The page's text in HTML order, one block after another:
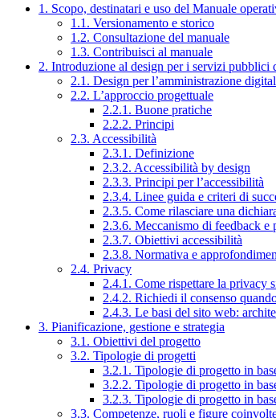
1. Scopo, destinatari e uso del Manuale
1.1. Versionamento e storico
1.2. Consultazione del manuale
1.3. Contribuisci al manuale
2. Introduzione al design per i servizi pubblici
2.1. Design per l’amministrazione
2.2. L’approccio progettuale
2.2.1. Buone pratiche
2.2.2. Principi
2.3. Accessibilità
2.3.1. Definizione
2.3.2. Accessibilità by design
2.3.3. Principi per l’accessibilità
2.3.4. Linee guida e criteri di
2.3.5. Come rilasciare una
2.3.6. Meccanismo di feedback e
2.3.7. Obiettivi accessibilità
2.3.8. Normativa e
2.4. Privacy
2.4.1. Come rispettare la privacy
2.4.2. Richiedi il consenso
2.4.3. Le basi del sito web:
3. Pianificazione, gestione e strategia
3.1. Obiettivi del progetto
3.2. Tipologie di progetti
3.2.1. Tipologie di progetto in
3.2.2. Tipologie di progetto in
3.2.3. Tipologie di progetto in
3.3. Competenze, ruoli e figure